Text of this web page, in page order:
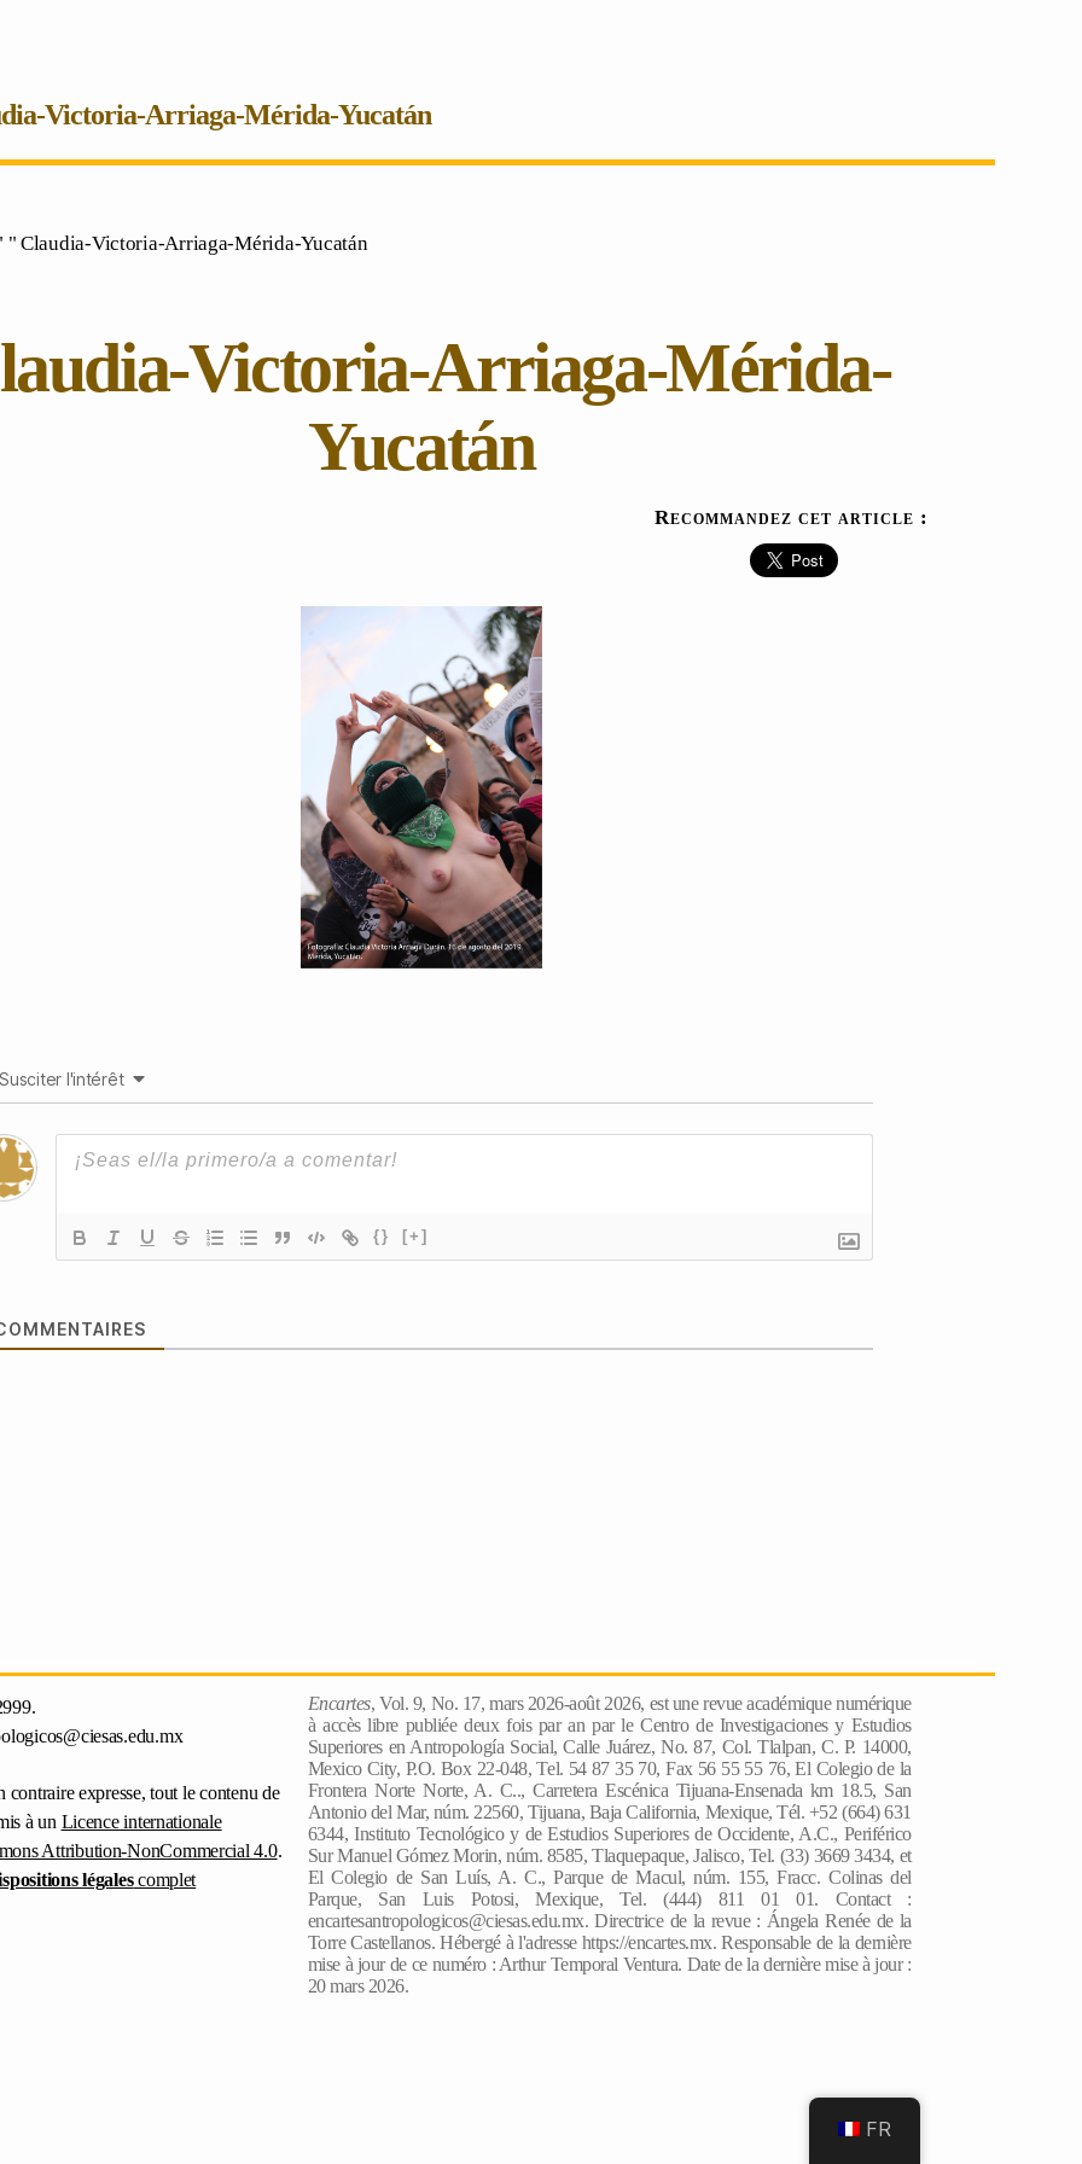
Victoria-Arriaga-Mérida-Yucatán
Claudia-Victoria-Arriaga-Mérida-Yucatán
Victoria-Arriaga-Mérida-
Yucatán
Recommandez cet article :
Susciter l'intérêt
{} [+]
contraire expresse, tout le contenu de
à un Licence internationale
Attribution-NonCommercial 4.0.
légalescomplet
Encartes, Vol. 9, No. 17, mars 2026-août 2026, est une revue académique numérique
à accès libre publiée deux fois par an par le Centro de Investigaciones y Estudios
Superiores en Antropología Social, Calle Juárez, No. 87, Col. Tlalpan, C. P. 14000,
Mexico City, P.O. Box 22-048, Tel. 54 87 35 70, Fax 56 55 55 76, El Colegio de la
Frontera Norte Norte, A. C.., Carretera Escénica Tijuana-Ensenada km 18.5, San
Antonio del Mar, núm. 22560, Tijuana, Baja California, Mexique, Tél. +52 (664) 631
6344, Instituto Tecnológico y de Estudios Superiores de Occidente, A.C., Periférico
Sur Manuel Gómez Morin, núm. 8585, Tlaquepaque, Jalisco, Tel. (33) 3669 3434, et
El Colegio de San Luís, A. C., Parque de Macul, núm. 155, Fracc. Colinas del
Parque, San Luis Potosi, Mexique, Tel. (444) 811 01 01. Contact :
encartesantropologicos@ciesas.edu.mx. Directrice de la revue : Ángela Renée de la
Torre Castellanos. Hébergé à l'adresse https://encartes.mx. Responsable de la dernière
mise à jour de ce numéro : Arthur Temporal Ventura. Date de la dernière mise à jour :
20 mars 2026.
FR